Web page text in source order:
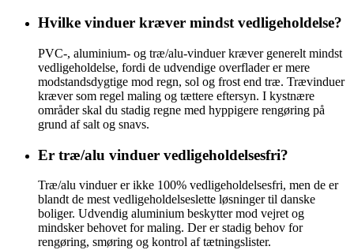
Hvilke vinduer kræver mindst vedligeholdelse?
PVC-, aluminium- og træ/alu-vinduer kræver generelt mindst
vedligeholdelse, fordi de udvendige overflader er mere
modstandsdygtige mod regn, sol og frost end træ. Trævinduer
kræver som regel maling og tættere eftersyn. I kystnære
områder skal du stadig regne med hyppigere rengøring på
grund af salt og snavs.
Er træ/alu vinduer vedligeholdelsesfri?
Træ/alu vinduer er ikke 100% vedligeholdelsesfri, men de er
blandt de mest vedligeholdelseslette løsninger til danske
boliger. Udvendig aluminium beskytter mod vejret og
mindsker behovet for maling. Der er stadig behov for
rengøring, smøring og kontrol af tætningslister.